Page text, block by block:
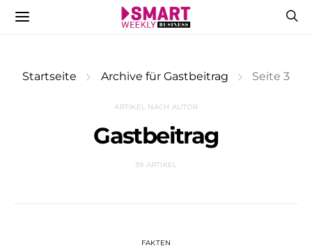
Startseite Archive für Gastbeitrag Seite 3
ARTIKEL NACH AUTOR
Gastbeitrag
39 ARTIKEL
FAKTEN